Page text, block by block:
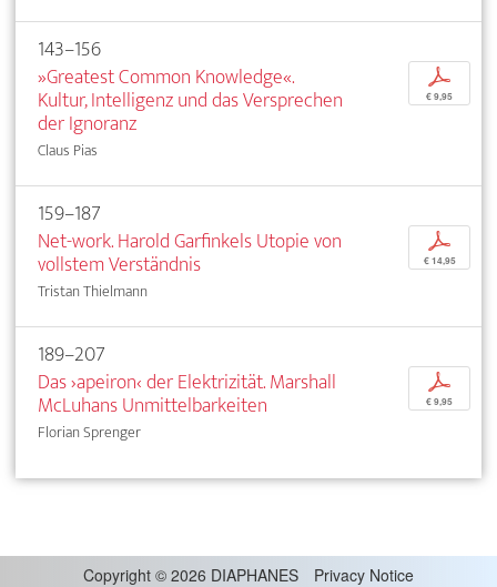
143–156
»Greatest Common Knowledge«.
Kultur, Intelligenz und das Versprechen
der Ignoranz
Claus Pias
p
€ 9,95
159–187
Net-work. Harold Garfinkels Utopie von
vollstem Verständnis
Tristan Thielmann
p
€ 14,95
189–207
Das ›apeiron‹ der Elektrizität. Marshall
McLuhans Unmittelbarkeiten
Florian Sprenger
p
€ 9,95
Copyright © 2026 DIAPHANES Privacy Notice